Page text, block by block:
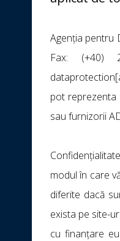
Agenția pentru
Fax: (+40)
pot reprezenta
sau furnizorii
modul în care
diferite dacă
exista pe site-
cu finanțare